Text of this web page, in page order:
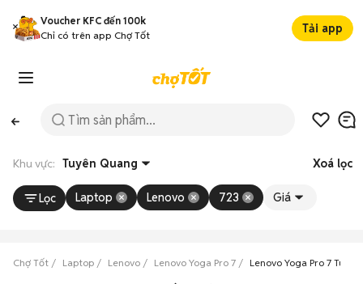
Voucher KFC đến 100k
Chỉ có trên app Chợ Tốt
Tải app
Khu vực: Tuyên Quang Xoá lọc
Lọc Laptop Lenovo 723 Giá
Chợ Tốt Laptop Lenovo Lenovo Yoga Pro 7 Lenovo Yoga Pro 7